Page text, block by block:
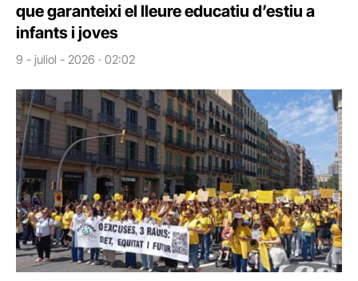
que garanteixi el lleure educatiu d’estiu a
infants i joves
9 - juliol - 2026 · 02:02